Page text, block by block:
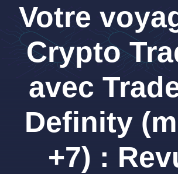
Votre
Crypto
avec
Definity
+7) :